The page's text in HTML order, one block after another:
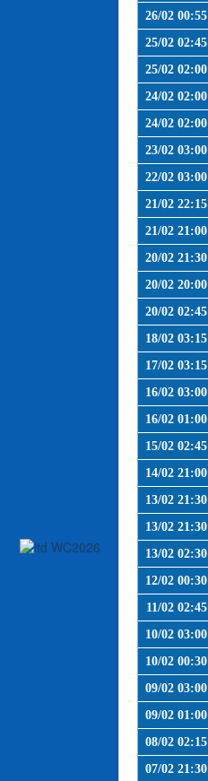
26/02 00:55
25/02 02:45
25/02 02:00
24/02 02:00
24/02 02:00
23/02 03:00
22/02 03:00
21/02 22:15
21/02 21:00
20/02 21:30
20/02 20:00
20/02 02:45
18/02 03:15
17/02 03:15
16/02 03:00
16/02 01:00
15/02 02:45
14/02 21:00
13/02 21:30
13/02 21:30
13/02 02:30
12/02 00:30
11/02 02:45
10/02 03:00
10/02 00:30
09/02 03:00
09/02 01:00
08/02 02:15
07/02 21:30